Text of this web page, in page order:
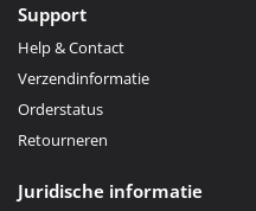
Support
Help & Contact
Verzendinformatie
Orderstatus
Retourneren
Juridische informatie